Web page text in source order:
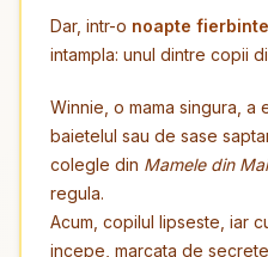
Dar, intr-o noapte
intampla: unul dintre copii
Winnie, o mama singura, a
baietelul sau de sase
colegle din Mamele din Mai
regula.
Acum, copilul lipseste, iar
incepe, marcata de